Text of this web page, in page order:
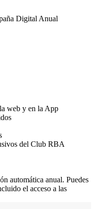
web y en la App
del Club RBA
automática anual. Puedes
el acceso a las